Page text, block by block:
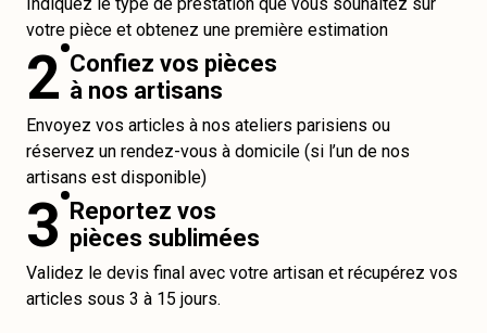
votre pièce et obtenez une première estimation
2 Confiez vos pièces
à nos artisans
Envoyez vos articles à nos ateliers parisiens ou
réservez un rendez-vous à domicile (si l’un de nos
artisans est disponible)
3 Reportez vos
pièces sublimées
Validez le devis final avec votre artisan et récupérez vos
articles sous 3 à 15 jours.